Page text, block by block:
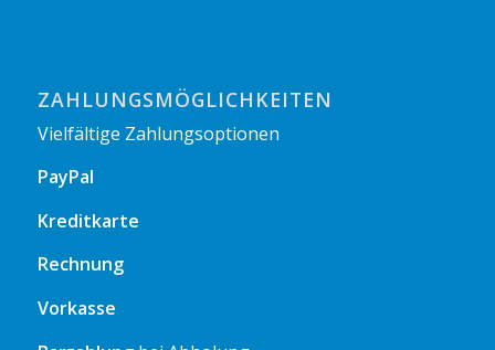
ZAHLUNGSMÖGLICHKEITEN
Vielfältige Zahlungsoptionen
PayPal
Kreditkarte
Rechnung
Vorkasse